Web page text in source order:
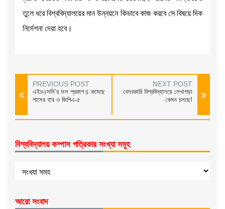
তুলে ধরে বিশ্ববিদ্যালয়ের মান উন্নয়নে কিভাবে কাজ করবে সে বিষয়ে দিক
নির্দেশনা দেয়া হবে।
PREVIOUS POST
এইচএসসি’র ফল প্রকাশ॥ কমেছে
পাসের হার ও জিপিএ-৫
NEXT POST
বেসরকারি বিশ্ববিদ্যালয়ে লেখাপড়া
কেমন চলছে!
বিশ্ববিদ্যালয় কম্পাস পত্রিকার সংখ্যা সমূহ
আরো সংবাদ